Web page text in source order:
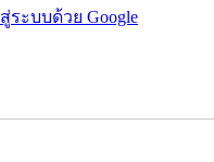
ระบบด้วย Google